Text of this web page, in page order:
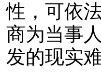
性，可依
商为当事
发的现实